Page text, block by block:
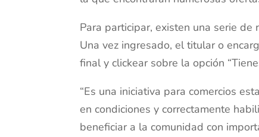
Para participar, existen una serie
Una vez ingresado, el titular o
final y clickear sobre la opción
“Es una iniciativa para comercios
en condiciones y correctamente
beneficiar a la comunidad con